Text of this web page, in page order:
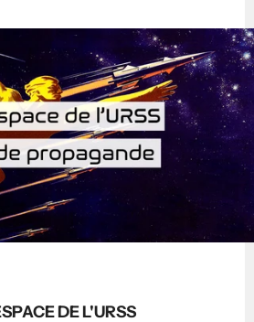
DE L'URSS